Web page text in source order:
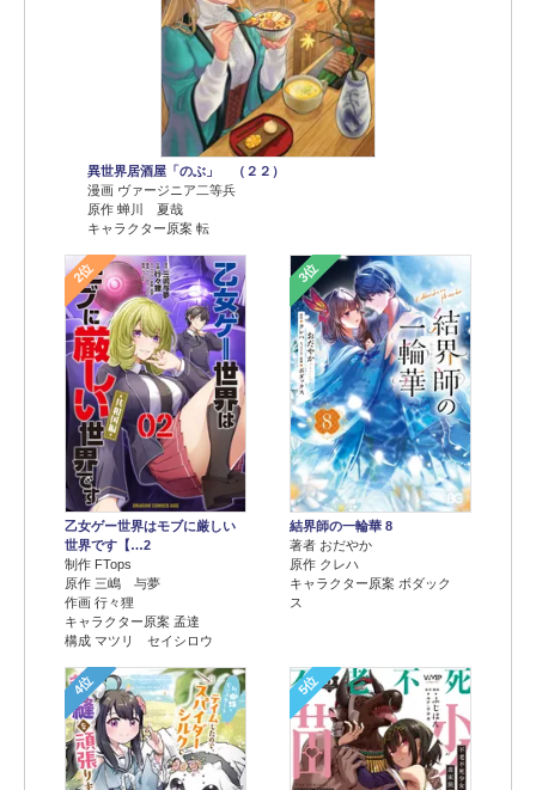
異世界居酒屋「のぶ」 （２２）
漫画 ヴァージニア二等兵
原作 蝉川 夏哉
キャラクター原案 転
2位
乙女ゲー世界はモブに厳しい
世界です【…2
制作 FTops
原作 三嶋 与夢
作画 行々狸
キャラクター原案 孟達
構成 マツリ セイシロウ
3位
結界師の一輪華 8
著者 おだやか
原作 クレハ
キャラクター原案 ボダック
ス
4位 5位